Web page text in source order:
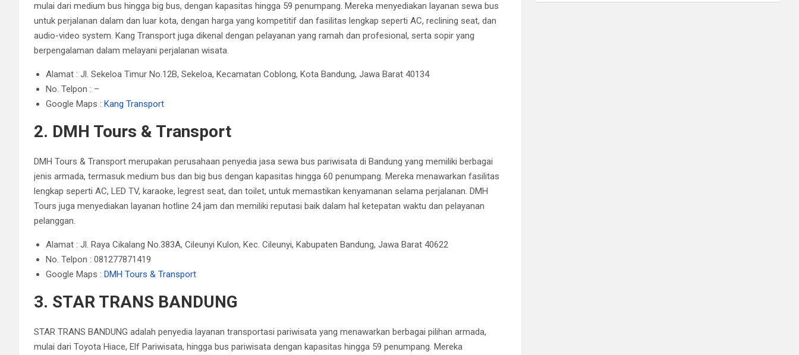
mulai dari medium bus hingga big bus, dengan kapasitas hingga 59 penumpang. Mereka menyediakan layanan sewa bus
untuk perjalanan dalam dan luar kota, dengan harga yang kompetitif dan fasilitas lengkap seperti AC, reclining seat, dan
audio-video system. Kang Transport juga dikenal dengan pelayanan yang ramah dan profesional, serta sopir yang
berpengalaman dalam melayani perjalanan wisata.
Alamat : Jl. Sekeloa Timur No.12B, Sekeloa, Kecamatan Coblong, Kota Bandung, Jawa Barat 40134
No. Telpon : –
Google Maps : Kang Transport
2. DMH Tours & Transport
DMH Tours & Transport merupakan perusahaan penyedia jasa sewa bus pariwisata di Bandung yang memiliki berbagai
jenis armada, termasuk medium bus dan big bus dengan kapasitas hingga 60 penumpang. Mereka menawarkan fasilitas
lengkap seperti AC, LED TV, karaoke, legrest seat, dan toilet, untuk memastikan kenyamanan selama perjalanan. DMH
Tours juga menyediakan layanan hotline 24 jam dan memiliki reputasi baik dalam hal ketepatan waktu dan pelayanan
pelanggan.
Alamat : Jl. Raya Cikalang No.383A, Cileunyi Kulon, Kec. Cileunyi, Kabupaten Bandung, Jawa Barat 40622
No. Telpon : 081277871419
Google Maps : DMH Tours & Transport
3. STAR TRANS BANDUNG
STAR TRANS BANDUNG adalah penyedia layanan transportasi pariwisata yang menawarkan berbagai pilihan armada,
mulai dari Toyota Hiace, Elf Pariwisata, hingga bus pariwisata dengan kapasitas hingga 59 penumpang. Mereka